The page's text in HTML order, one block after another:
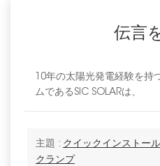
伝言
10年の太陽光発電経験を持
ムであるSIC SOLARは、
主題 : クイックインストー
クランプ